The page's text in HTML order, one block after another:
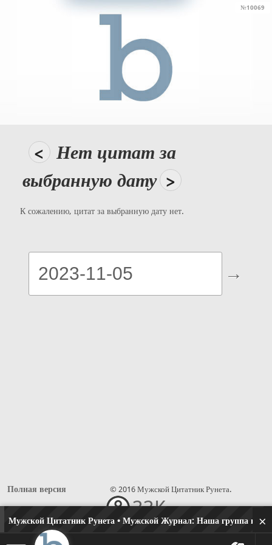
×
Мужской Цитатник Рунета • Мужской Журнал: Наша группа в
№10069
< Нет цитат за
выбранную дату >
К сожалению, цитат за выбранную дату нет.
Полная версия © 2016 Мужской Цитатник Рунета.
33K